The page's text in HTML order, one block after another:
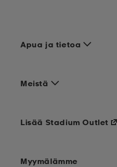
Apua ja tietoa
Meistä
Lisää Stadium Outlet
Myymälämme